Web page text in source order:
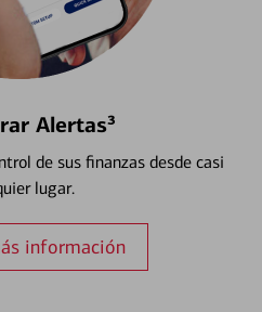
Alertas³
de sus finanzas desde casi
lugar.
información